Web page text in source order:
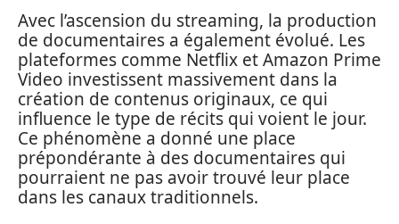
Avec l’ascension du streaming, la production
de documentaires a également évolué. Les
plateformes comme Netflix et Amazon Prime
Video investissent massivement dans la
création de contenus originaux, ce qui
influence le type de récits qui voient le jour.
Ce phénomène a donné une place
prépondérante à des documentaires qui
pourraient ne pas avoir trouvé leur place
dans les canaux traditionnels.